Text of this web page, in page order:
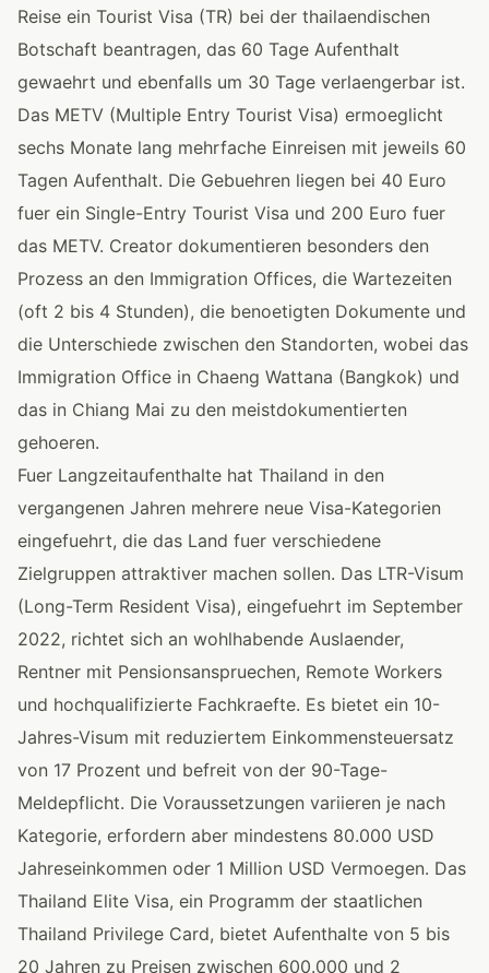
Reise ein Tourist Visa (TR) bei der thailaendischen
Botschaft beantragen, das 60 Tage Aufenthalt
gewaehrt und ebenfalls um 30 Tage verlaengerbar ist.
Das METV (Multiple Entry Tourist Visa) ermoeglicht
sechs Monate lang mehrfache Einreisen mit jeweils 60
Tagen Aufenthalt. Die Gebuehren liegen bei 40 Euro
fuer ein Single-Entry Tourist Visa und 200 Euro fuer
das METV. Creator dokumentieren besonders den
Prozess an den Immigration Offices, die Wartezeiten
(oft 2 bis 4 Stunden), die benoetigten Dokumente und
die Unterschiede zwischen den Standorten, wobei das
Immigration Office in Chaeng Wattana (Bangkok) und
das in Chiang Mai zu den meistdokumentierten
gehoeren.
Fuer Langzeitaufenthalte hat Thailand in den
vergangenen Jahren mehrere neue Visa-Kategorien
eingefuehrt, die das Land fuer verschiedene
Zielgruppen attraktiver machen sollen. Das LTR-Visum
(Long-Term Resident Visa), eingefuehrt im September
2022, richtet sich an wohlhabende Auslaender,
Rentner mit Pensionsanspruechen, Remote Workers
und hochqualifizierte Fachkraefte. Es bietet ein 10-
Jahres-Visum mit reduziertem Einkommensteuersatz
von 17 Prozent und befreit von der 90-Tage-
Meldepflicht. Die Voraussetzungen variieren je nach
Kategorie, erfordern aber mindestens 80.000 USD
Jahreseinkommen oder 1 Million USD Vermoegen. Das
Thailand Elite Visa, ein Programm der staatlichen
Thailand Privilege Card, bietet Aufenthalte von 5 bis
20 Jahren zu Preisen zwischen 600.000 und 2